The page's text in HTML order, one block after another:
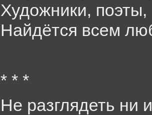
Художники,
Найдётся всем
* * *
Не разглядеть ни